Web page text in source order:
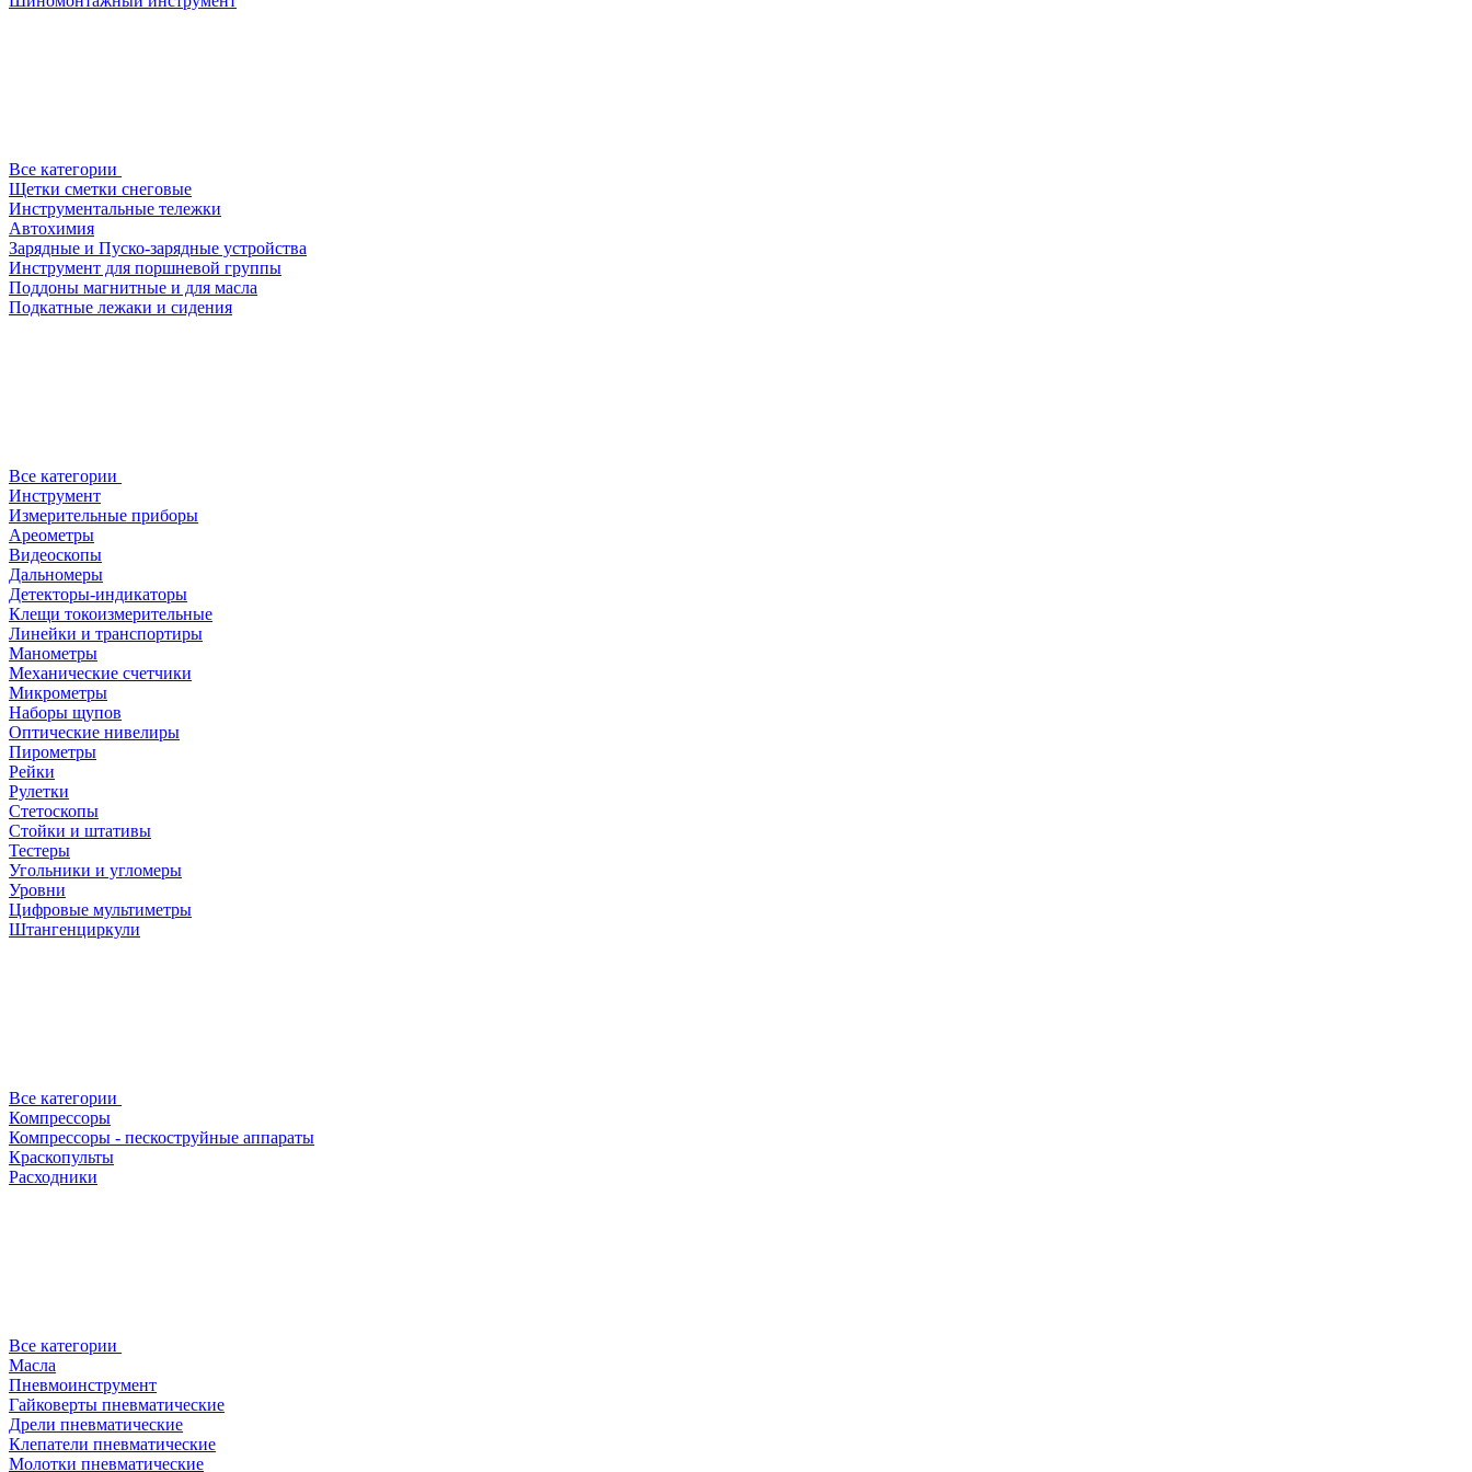
Все категории
Щетки сметки снеговые
Инструментальные тележки
Автохимия
Зарядные и Пуско-зарядные устройства
Инструмент для поршневой группы
Поддоны магнитные и для масла
Подкатные лежаки и сидения
Все категории
Инструмент
Измерительные приборы
Ареометры
Видеоскопы
Дальномеры
Детекторы-индикаторы
Клещи токоизмерительные
Линейки и транспортиры
Манометры
Механические счетчики
Микрометры
Наборы щупов
Оптические нивелиры
Пирометры
Рейки
Рулетки
Стетоскопы
Стойки и штативы
Тестеры
Угольники и угломеры
Уровни
Цифровые мультиметры
Штангенциркули
Все категории
Компрессоры
Компрессоры - пескоструйные аппараты
Краскопульты
Расходники
Все категории
Масла
Пневмоинструмент
Гайковерты пневматические
Дрели пневматические
Клепатели пневматические
Молотки пневматические